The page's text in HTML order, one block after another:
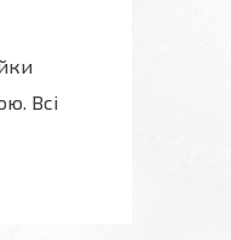
Всі